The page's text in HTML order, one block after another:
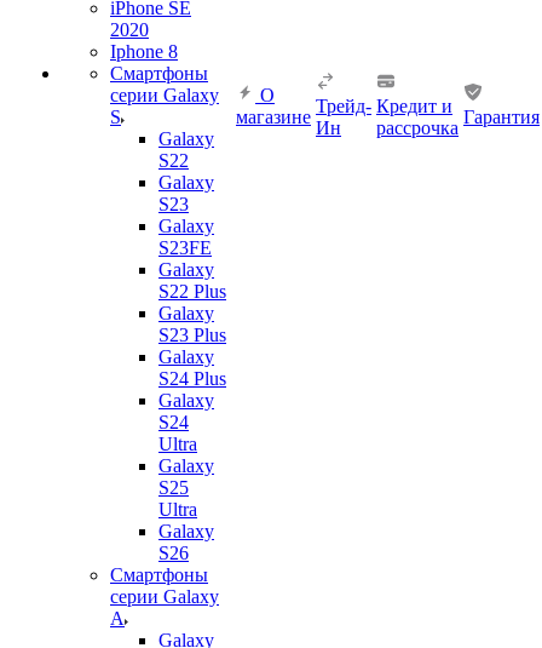
iPhone SE
2020
Iphone 8
Смартфоны
серии Galaxy
S
Galaxy
S22
Galaxy
S23
Galaxy
S23FE
Galaxy
S22 Plus
Galaxy
S23 Plus
Galaxy
S24 Plus
Galaxy
S24
Ultra
Galaxy
S25
Ultra
Galaxy
S26
Смартфоны
серии Galaxy
A
Galaxy
О
магазине
Трейд-
Ин
Кредит и
рассрочка
Гарантия